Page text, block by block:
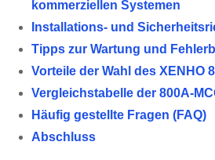
kommerziellen Systemen
Installations- und
Tipps zur Wartung und
Vorteile der Wahl des XENHO
Vergleichstabelle der 800A-
Häufig gestellte Fragen (FAQ)
Abschluss